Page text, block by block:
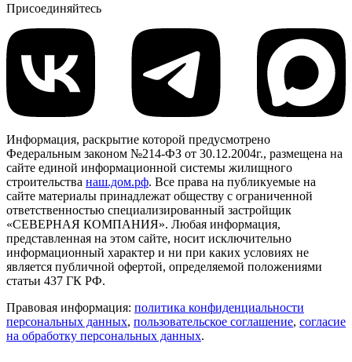
Присоединяйтесь
Информация, раскрытие которой предусмотрено
Федеральным законом №214-ФЗ от 30.12.2004г., размещена на
сайте единой информационной системы жилищного
строительства наш.дом.рф. Все права на публикуемые на
сайте материалы принадлежат обществу с ограниченной
ответственностью специализированный застройщик
«СЕВЕРНАЯ КОМПАНИЯ». Любая информация,
представленная на этом сайте, носит исключительно
информационный характер и ни при каких условиях не
является публичной офертой, определяемой положениями
статьи 437 ГК РФ.
Правовая информация: политика конфиденциальности
персональных данных, пользовательское cоглашение, cогласие
на обработку персональных данных.